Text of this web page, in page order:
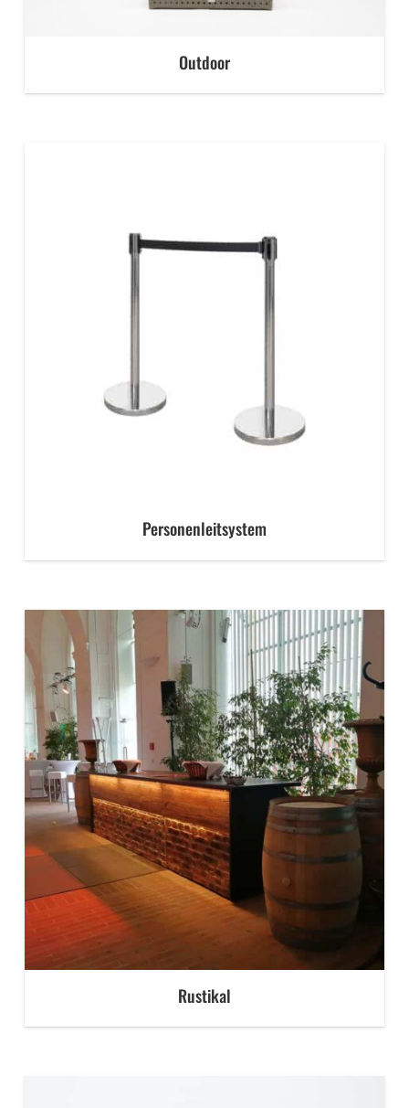
Outdoor
Personenleitsystem
Rustikal